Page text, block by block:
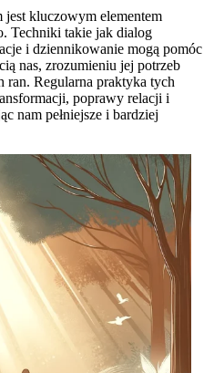
jest kluczowym elementem
Techniki takie jak dialog
i dziennikowanie mogą pomóc
nas, zrozumieniu jej potrzeb
ran. Regularna praktyka tych
poprawy relacji i
nam pełniejsze i bardziej